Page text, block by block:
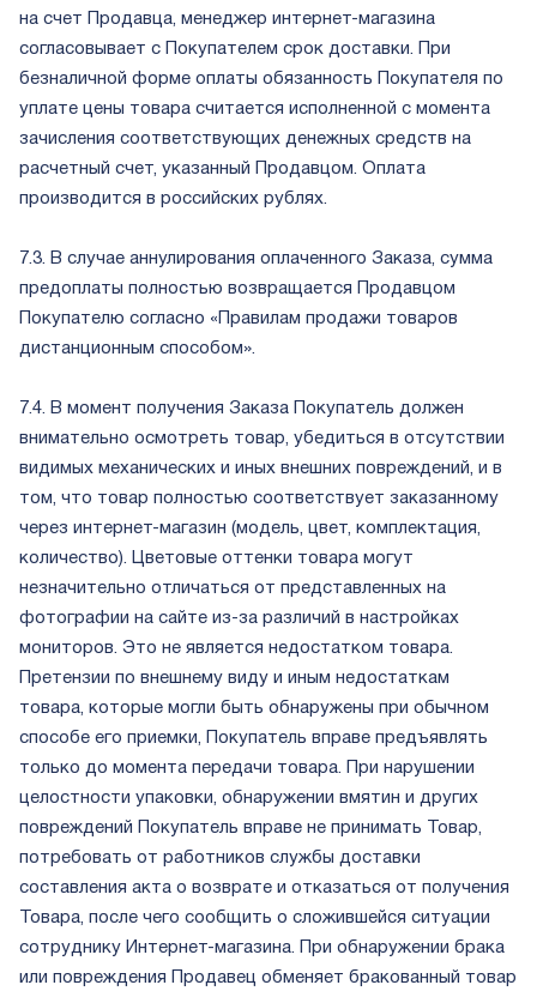
на счет Продавца, менеджер интернет-магазина
согласовывает с Покупателем срок доставки. При
безналичной форме оплаты обязанность Покупателя по
уплате цены товара считается исполненной с момента
зачисления соответствующих денежных средств на
расчетный счет, указанный Продавцом. Оплата
производится в российских рублях.
7.3. В случае аннулирования оплаченного Заказа, сумма
предоплаты полностью возвращается Продавцом
Покупателю согласно «Правилам продажи товаров
дистанционным способом».
7.4. В момент получения Заказа Покупатель должен
внимательно осмотреть товар, убедиться в отсутствии
видимых механических и иных внешних повреждений, и в
том, что товар полностью соответствует заказанному
через интернет-магазин (модель, цвет, комплектация,
количество). Цветовые оттенки товара могут
незначительно отличаться от представленных на
фотографии на сайте из-за различий в настройках
мониторов. Это не является недостатком товара.
Претензии по внешнему виду и иным недостаткам
товара, которые могли быть обнаружены при обычном
способе его приемки, Покупатель вправе предъявлять
только до момента передачи товара. При нарушении
целостности упаковки, обнаружении вмятин и других
повреждений Покупатель вправе не принимать Товар,
потребовать от работников службы доставки
составления акта о возврате и отказаться от получения
Товара, после чего сообщить о сложившейся ситуации
сотруднику Интернет-магазина. При обнаружении брака
или повреждения Продавец обменяет бракованный товар